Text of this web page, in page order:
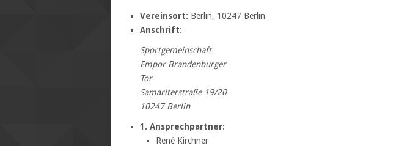
Vereinsort: Berlin, 10247 Berlin
Anschrift:
Sportgemeinschaft
Empor Brandenburger
Tor
Samariterstraße 19/20
10247 Berlin
1. Ansprechpartner:
René Kirchner